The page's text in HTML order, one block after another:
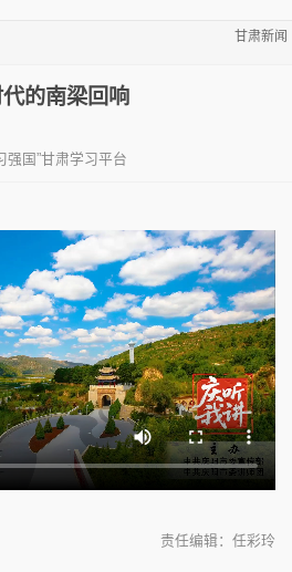
甘肃新闻
的南梁回响
强国”甘肃学习平台
责任编辑：任彩玲